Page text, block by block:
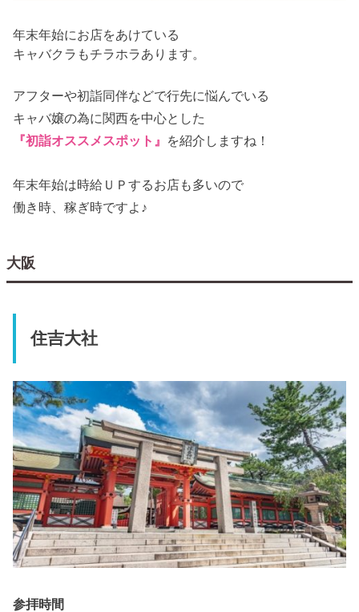
年末年始にお店をあけている
キャバクラもチラホラあります。
アフターや初詣同伴などで行先に悩んでいる
キャバ嬢の為に関西を中心とした
『初詣オススメスポット』 を紹介しますね！
年末年始は時給ＵＰするお店も多いので
働き時、稼ぎ時ですよ♪
大阪
住吉大社
参拝時間